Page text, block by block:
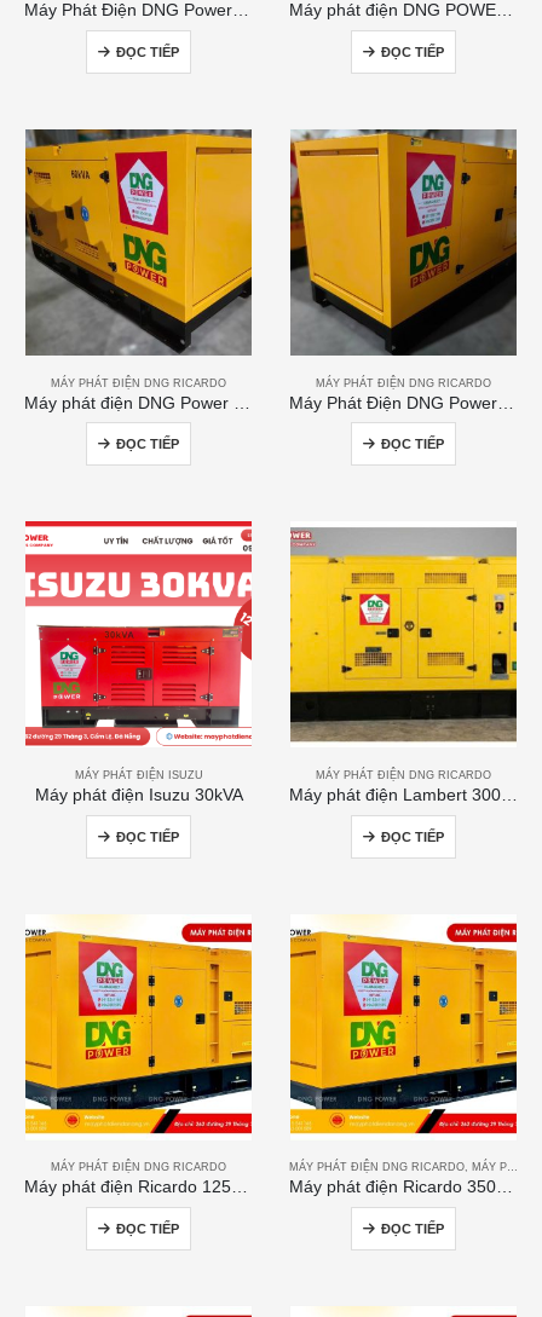
Máy Phát Điện DNG Power 200kVA
ĐỌC TIẾP
Máy phát điện DNG POWER 50kVA
ĐỌC TIẾP
MÁY PHÁT ĐIỆN DNG RICARDO
ĐỌC TIẾP
MÁY PHÁT ĐIỆN DNG RICARDO
ĐỌC TIẾP
MÁY PHÁT ĐIỆN ISUZU
Máy phát điện Isuzu 30kVA
ĐỌC TIẾP
MÁY PHÁT ĐIỆN DNG RICARDO
ĐỌC TIẾP
MÁY PHÁT ĐIỆN DNG RICARDO
Máy phát điện Ricardo 125kVA
ĐỌC TIẾP
MÁY PHÁT ĐIỆN DNG RICARDO, MÁY PHÁT ĐIỆN RICARDO
Máy phát điện Ricardo 350KVA
ĐỌC TIẾP